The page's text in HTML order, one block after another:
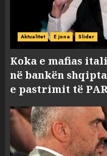
Aktualitet E jona Slider
Koka e mafias
në bankën
e pastrimit të